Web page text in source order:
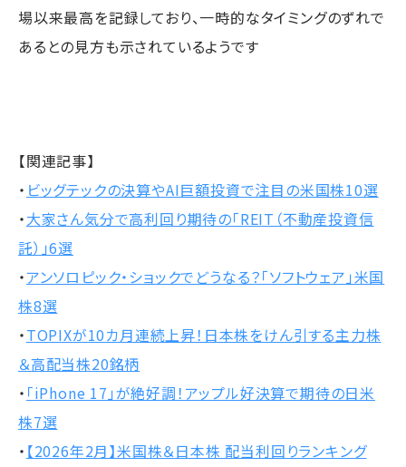
場以来最高を記録しており、一時的なタイミングのずれで
あるとの見方も示されているようです
【関連記事】
・ ビッグテックの決算やAI巨額投資で注目の米国株10選
・大家さん気分で高利回り期待の「REIT（不動産投資信
託）」6選
・アンソロピック・ショックでどうなる？「ソフトウェア」米国
株8選
・TOPIXが10カ月連続上昇！日本株をけん引する主力株
＆高配当株20銘柄
・ 「iPhone 17」が絶好調！アップル好決算で期待の日米
株7選
・ 【2026年2月】米国株＆日本株 配当利回りランキング